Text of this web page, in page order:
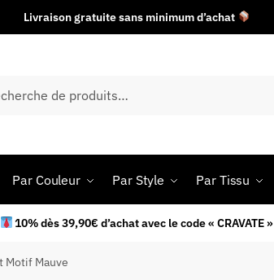
Livraison gratuite sans minimum d’achat
Par Couleur Par Style Par Tissu
10% dès 39,90€ d’achat avec le code « CRAVATE »
Motif Mauve